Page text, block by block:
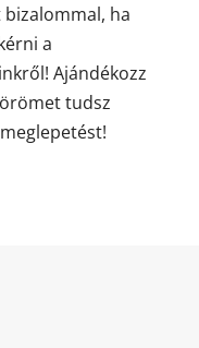
ha
a
Ajándékozz
tudsz